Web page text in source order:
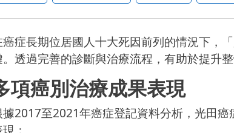
癌症長期位居國人十大死因前列的情況下，
透過完善的診斷與治療流程，有助於提升整
項癌別治療成果表現
據2017至2021年癌症登記資料分析，光田